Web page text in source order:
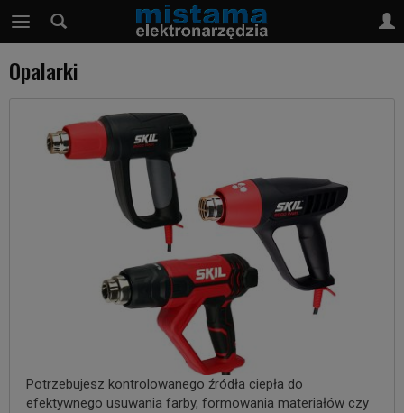
Opalarki
Potrzebujesz kontrolowanego źródła ciepła do
efektywnego usuwania farby, formowania materiałów czy